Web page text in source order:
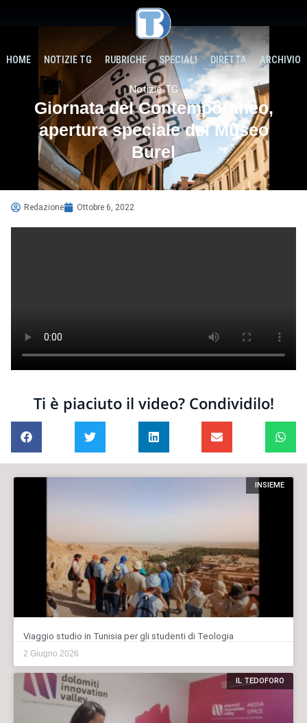
HOME NOTIZIE TG RUBRICHE SPECIALI DIRETTA ARCHIVIO
Notizie TG
Giornata del Contemporaneo,
apertura speciale del Museo
Burel
Redazione Ottobre 6, 2022
Ti è piaciuto il video? Condividilo!
INSIEME
Viaggio studio in Tunisia per gli studenti di Teologia
2 Giugno 2026
IL TEDOFORO